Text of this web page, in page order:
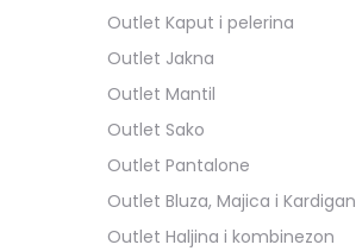
Outlet Kaput i pelerina
Outlet Jakna
Outlet Mantil
Outlet Sako
Outlet Pantalone
Outlet Bluza, Majica i Kardigan
Outlet Haljina i kombinezon